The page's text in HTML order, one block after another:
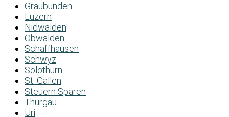
Graubünden
Luzern
Nidwalden
Obwalden
Schaffhausen
Schwyz
Solothurn
St. Gallen
Steuern Sparen
Thurgau
Uri